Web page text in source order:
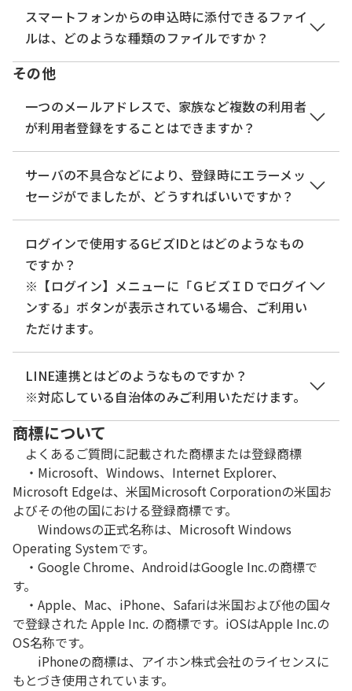
容の確認が可能です。《予約一覧画面》には、過去
に行った予約情報が表示されます。
※手続きによっては、一定期間が過ぎた予約は削
除されている可能性があります。
【処理状況の概要】
処理状況
処理説明
予約申込が終了し、本サービス提供
側での受付（処理）が必要な状態で
※利用者による内容の変更や取下げ
取下げ
予約申込を行ったが、利用者が取下
本サービス提供側が予約申込を受付
けて審査しましたが、内容の誤り等
で再度利用者に返却された状態です。
※利用者による内容の変更や取下げ
が可能です。
不受理
本サービス提供側が予約申込を受付
けて審査した結果、不受理となった
状態です。（不受理となった予約申込
はいったん完了となりますので、利
要があります。）
処理中
(返信未)
ードできる前の状態です。
約取下げ 」を参照してください。）
処理状況が「処理待ち」又は「返却中」の場合のみ
ご使用のメールソフトによってＵＲＬが複数行に分
割されている場合があります。 メール本文に記載の
ＵＲＬをコピーし、ブラウザのＵＲＬ欄に貼り付け
て実行していただくようお願いいたします。
また、Windows で標準アプリの「メール」をご使
用の場合は、標準アプリではなくアウトルック等の
スマートフォンからの申込時に添付できるファイ
ルは、どのような種類のファイルですか？
スマートフォンからの申込時はどのような種類のフ
ァイルでも添付することができます。
ただし、予約画面で添付できるファイルの種類が指
定されているような場合は、指定されたファイルに
限定されます。
その他
一つのメールアドレスで、家族など複数の利用者
が利用者登録をすることはできますか？
一つのメールアドレスに利用者を複数登録すること
はできません。
サーバの不具合などにより、登録時にエラーメッ
セージがでましたが、どうすればいいですか？
各種登録時にエラーメッセージが表示された場合、
登録内容は更新されておりません。もう一度、登録
処理をやりなおしてください。
※再度行っても登録できない場合は、コールセンタ
ーまでご連絡ください。
ログインで使用するGビズIDとはどのようなもの
ですか？
※【ログイン】メニューに「ＧビズＩＤでログイ
ンする」ボタンが表示されている場合、ご利用い
ただけます。
GビズIDは、法人・個人事業主向け共通認証システ
ムです。詳しくは以下の「GビズID」サイトを参照
ください。
https://gbiz-id.go.jp/top/
GビズIDは、プライム、メンバー、エントリーの3種
類のアカウントがあります。
LINE連携とはどのようなものですか？
※対応している自治体のみご利用いただけます。
各自治体のLINE公式アカウントから本サービスにア
クセスし、LINEログインによるシングルサインオン
が可能になります。
また、本サービスからの各種通知をLINEメッセージ
で受け取ることができます。
（詳細は利用者ヘルプ第7章を参照）
商標について
よくあるご質問に記載された商標または登録商標
・Microsoft、Windows、Internet Explorer、
Microsoft Edgeは、米国Microsoft Corporationの米国お
よびその他の国における登録商標です。
Windowsの正式名称は、Microsoft Windows
Operating Systemです。
・Google Chrome、AndroidはGoogle Inc.の商標で
す。
・Apple、Mac、iPhone、Safariは米国および他の国々
で登録された Apple Inc. の商標です。iOSはApple Inc.の
OS名称です。
iPhoneの商標は、アイホン株式会社のライセンスに
もとづき使用されています。